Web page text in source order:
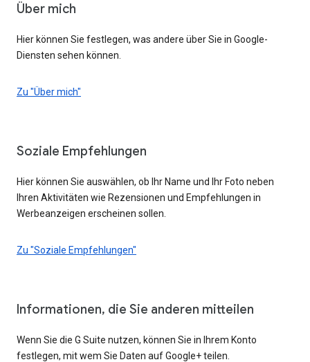
Über mich
Hier können Sie festlegen, was andere über Sie in Google-
Diensten sehen können.
Zu "Über mich"
Soziale Empfehlungen
Hier können Sie auswählen, ob Ihr Name und Ihr Foto neben
Ihren Aktivitäten wie Rezensionen und Empfehlungen in
Werbeanzeigen erscheinen sollen.
Zu "Soziale Empfehlungen"
Informationen, die Sie anderen mitteilen
Wenn Sie die G Suite nutzen, können Sie in Ihrem Konto
festlegen, mit wem Sie Daten auf Google+ teilen.